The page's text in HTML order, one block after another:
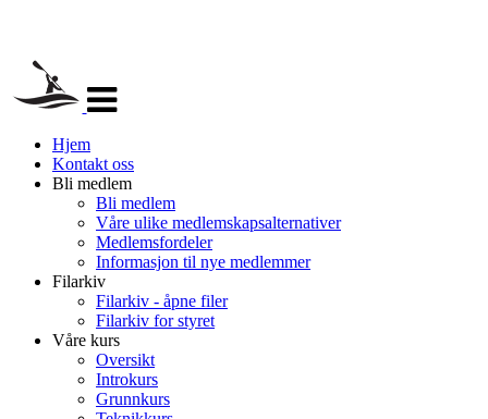
navigasjon
Hjem
Kontakt oss
Bli medlem
Bli medlem
Våre ulike medlemskapsalternativer
Medlemsfordeler
Informasjon til nye medlemmer
Filarkiv
Filarkiv - åpne filer
Filarkiv for styret
Våre kurs
Oversikt
Introkurs
Grunnkurs